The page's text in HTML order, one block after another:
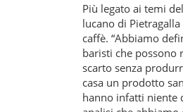
Più legato ai temi
lucano di
caffè. “Abbiamo
baristi che possono
scarto senza
casa un prodotto
hanno infatti niente